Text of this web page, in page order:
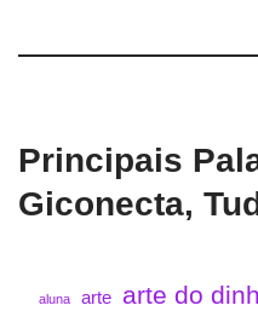
Principais
Giconecta,
aluna arte arte do